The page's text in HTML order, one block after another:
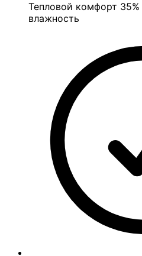
Тепловой комфорт 35%
влажность